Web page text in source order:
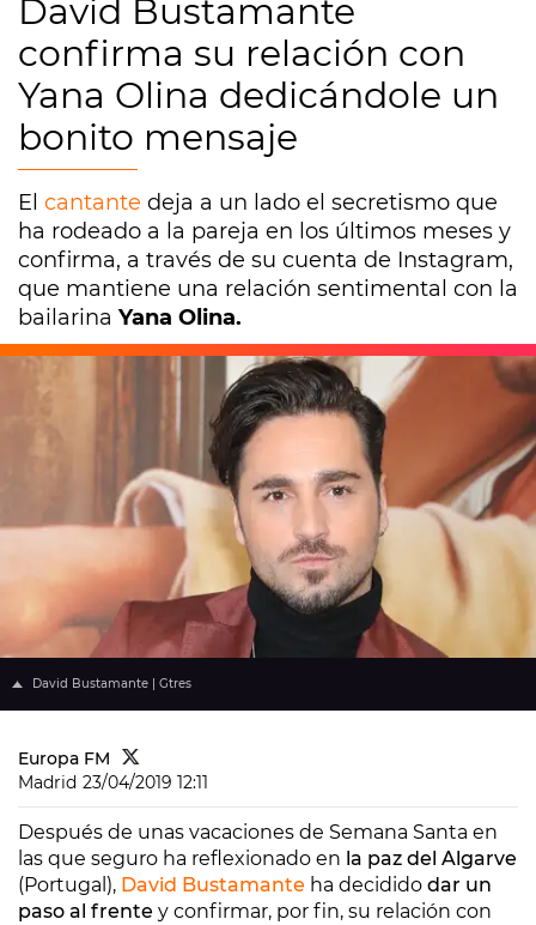
David Bustamante
confirma su relación con
Yana Olina dedicándole un
bonito mensaje
El cantante deja a un lado el secretismo que
ha rodeado a la pareja en los últimos meses y
confirma, a través de su cuenta de Instagram,
que mantiene una relación sentimental con la
bailarina Yana Olina.
David Bustamante | Gtres
Europa FM
Madrid 23/04/2019 12:11
Después de unas vacaciones de Semana Santa en
las que seguro ha reflexionado en la paz del Algarve
(Portugal), David Bustamante ha decidido dar un
paso al frente y confirmar, por fin, su relación con